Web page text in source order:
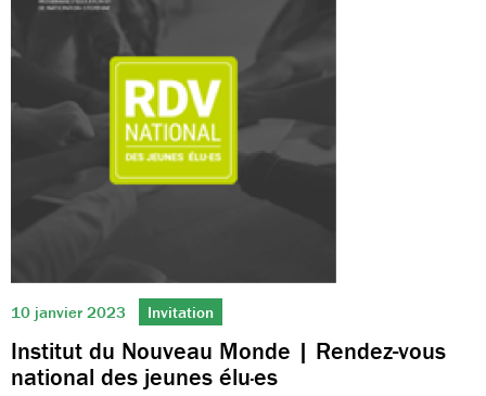
10 janvier 2023 Invitation
Institut du Nouveau Monde | Rendez-vous
national des jeunes élu·es